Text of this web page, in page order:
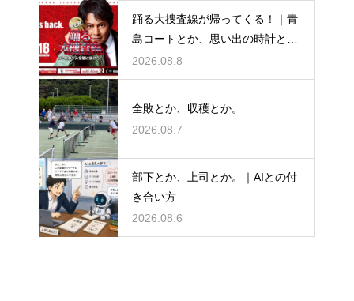
踊る大捜査線が帰ってくる！｜青
島コートとか、思い出の時計と
か。
2026.08.8
全敗とか、収穫とか。
2026.08.7
部下とか、上司とか。｜AIとの付
き合い方
2026.08.6